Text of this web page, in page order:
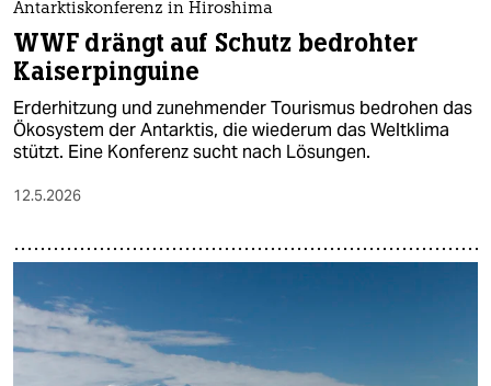
Antarktiskonferenz in Hiroshima
WWF drängt auf Schutz bedrohter
Kaiserpinguine
Erderhitzung und zunehmender Tourismus bedrohen das
Ökosystem der Antarktis, die wiederum das Weltklima
stützt. Eine Konferenz sucht nach Lösungen.
12.5.2026